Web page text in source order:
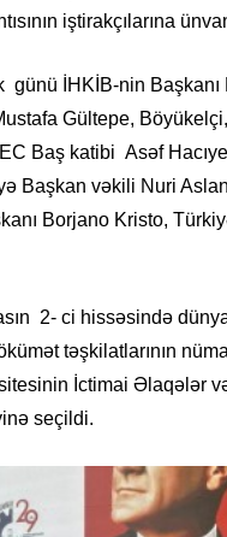
iştirakçılarına
günü İHKİB-nin
Gültepe,
Baş katibi Asəf
Başkan vəkili Nuri
Borjano Kristo,
2- ci hissəsində
təşkilatlarının
İctimai Əlaqələr
seçildi.